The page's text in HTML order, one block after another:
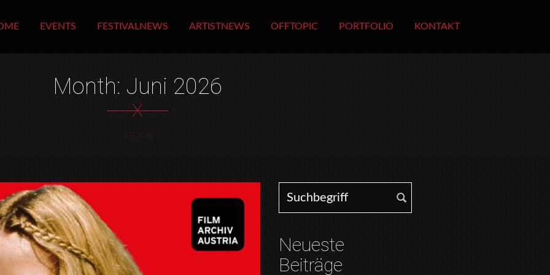
EVENTS FESTIVALNEWS ARTISTNEWS OFFTOPIC PORTFOLIO KONTAKT
Month: Juni 2026
X
HOME
Search for:
Neueste
Beiträge